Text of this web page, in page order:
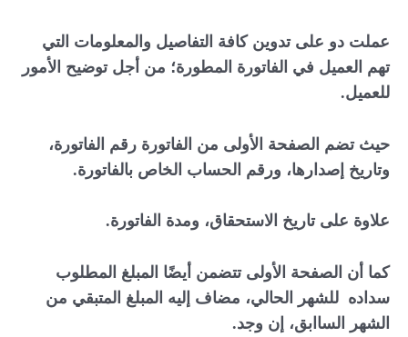
عملت دو على تدوين كافة التفاصيل والمعلومات التي
تهم العميل في الفاتورة المطورة؛ من أجل توضيح الأمور
للعميل.
حيث تضم الصفحة الأولى من الفاتورة رقم الفاتورة،
وتاريخ إصدارها، ورقم الحساب الخاص بالفاتورة.
علاوة على تاريخ الاستحقاق، ومدة الفاتورة.
كما أن الصفحة الأولى تتضمن أيضًا المبلغ المطلوب
سداده للشهر الحالي، مضاف إليه المبلغ المتبقي من
الشهر الساابق، إن وجد.